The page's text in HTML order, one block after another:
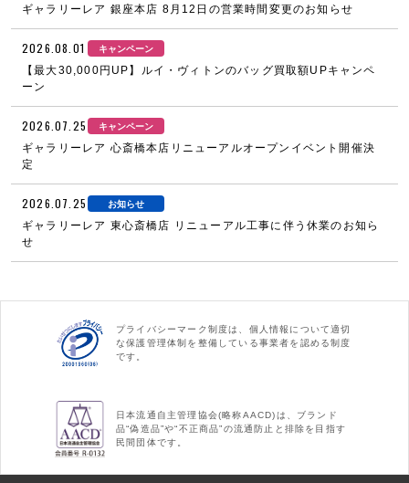
ギャラリーレア 銀座本店 8月12日の営業時間変更のお知らせ
2026.08.01 キャンペーン
【最大30,000円UP】ルイ・ヴィトンのバッグ買取額UPキャンペ
ーン
2026.07.25 キャンペーン
ギャラリーレア 心斎橋本店リニューアルオープンイベント開催決
定
2026.07.25 お知らせ
ギャラリーレア 東心斎橋店 リニューアル工事に伴う休業のお知ら
せ
プライバシーマーク制度は、個人情報について適切
な保護管理体制を整備している事業者を認める制度
です。
日本流通自主管理協会(略称AACD)は、ブランド
品“偽造品”や“不正商品”の流通防止と排除を目指す
民間団体です。